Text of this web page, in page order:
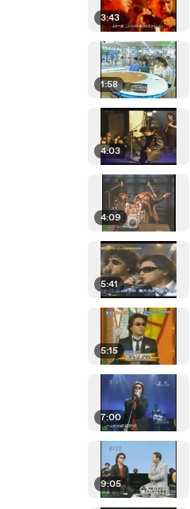
3:43
1:58
4:03
4:09
5:41
5:15
7:00
9:05